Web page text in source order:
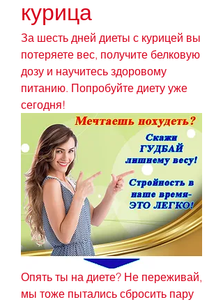
курица
За шесть дней диеты с курицей вы
потеряете вес, получите белковую
дозу и научитесь здоровому
питанию. Попробуйте диету уже
сегодня!
Опять ты на диете? Не переживай,
мы тоже пытались сбросить пару